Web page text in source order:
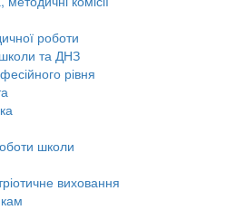
роботи
та ДНЗ
рівня
школи
виховання